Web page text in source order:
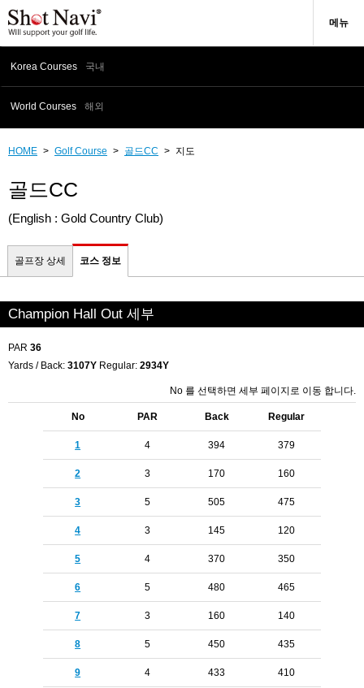
메뉴
Korea Courses 국내
World Courses 해외
HOME > Golf Course > 골드CC > 지도
골드CC
(English : Gold Country Club)
골프장 상세 코스 정보
Champion Hall Out 세부
PAR 36
Yards / Back: 3107Y Regular: 2934Y
No 를 선택하면 세부 페이지로 이동 합니다.
No PAR Back Regular
1 4 394 379
2 3 170 160
3 5 505 475
4 3 145 120
5 4 370 350
6 5 480 465
7 3 160 140
8 5 450 435
9 4 433 410